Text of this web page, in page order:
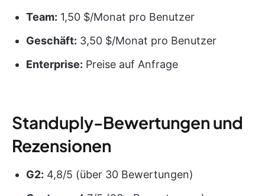
Team: 1,50 $/Monat pro Benutzer
Geschäft: 3,50 $/Monat pro Benutzer
Enterprise: Preise auf Anfrage
Standuply-Bewertungen und
Rezensionen
G2: 4,8/5 (über 30 Bewertungen)